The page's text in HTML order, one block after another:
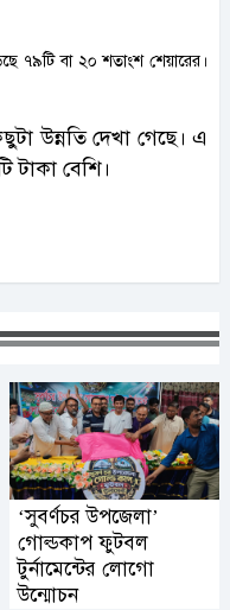
৭৯টি বা ২০ শতাংশ শেয়ারের।
উন্নতি দেখা গেছে। এ
বেশি।
‘সুবর্ণচর উপজেলা’
গোল্ডকাপ ফুটবল
টুর্নামেন্টের লোগো
উন্মোচন